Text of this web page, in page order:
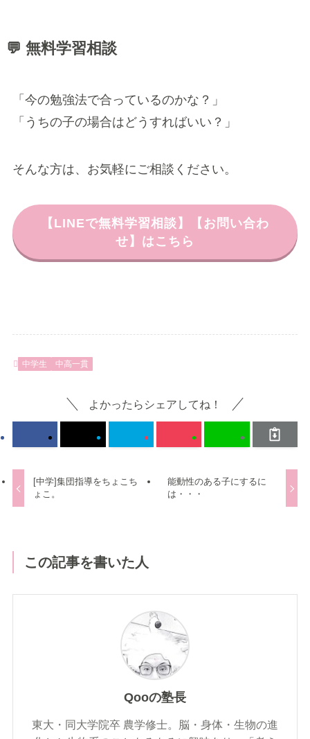
💬 無料学習相談
「今の勉強法で合っているのかな？」
「うちの子の場合はどうすればいい？」
そんな方は、お気軽にご相談ください。
【LINEで無料学習相談】【お問い合わ
せ】はこちら
中学生 中高一貫
よかったらシェアしてね！
[中学]集団指導をちょこち
ょこ。
能動性のある子にするに
は・・・
この記事を書いた人
Qooの塾長
東大・同大学院卒 農学修士。脳・身体・生物の進